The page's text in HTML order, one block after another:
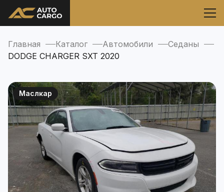
Главная Каталог Автомобили
Седаны
DODGE CHARGER SXT 2020
Маслкар